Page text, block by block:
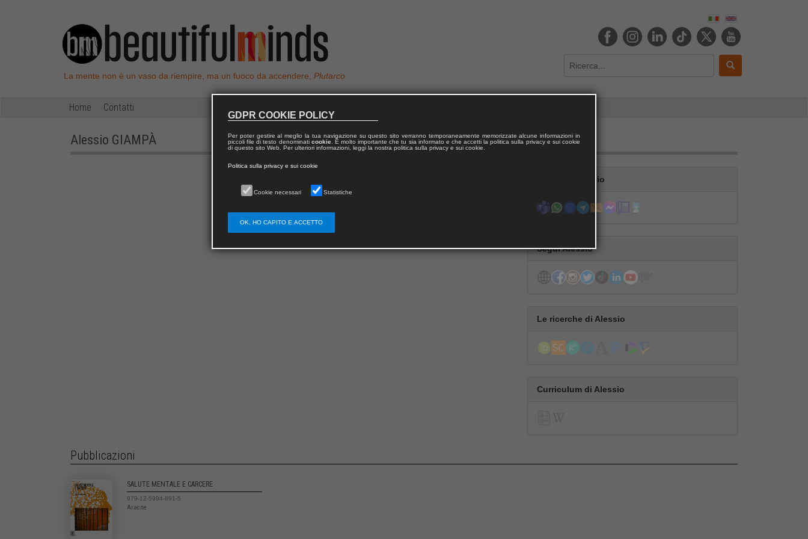
La mente non è un vaso da riempire, ma un fuoco da accendere, Plutarco
Home Contatti
Alessio GIAMPÀ
Contatta Alessio
Segui Alessio
Le ricerche di Alessio
Curriculum di Alessio
Pubblicazioni
SALUTE MENTALE E CARCERE
979-12-5994-891-5
Aracne
GDPR COOKIE POLICY
Per poter gestire al meglio la tua navigazione su questo sito verranno temporaneamente memorizzate alcune informazioni in
piccoli file di testo denominati cookie. È molto importante che tu sia informato e che accetti la politica sulla privacy e sui cookie
di questo sito Web. Per ulteriori informazioni, leggi la nostra politica sulla privacy e sui cookie.
Politica sulla privacy e sui cookie
Cookie necessari Statistiche
OK, HO CAPITO E ACCETTO